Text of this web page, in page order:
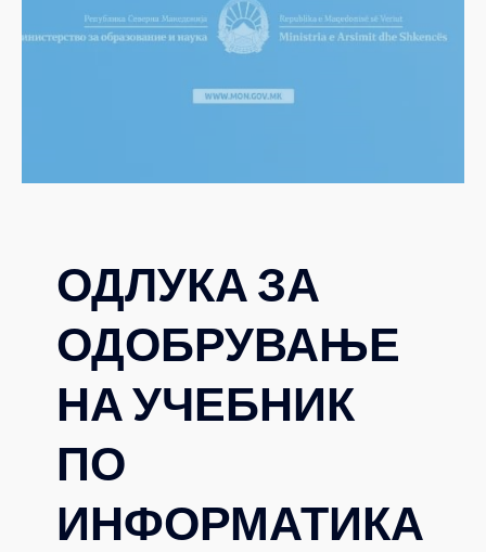
ОДЛУКА ЗА
ОДОБРУВАЊЕ
НА УЧЕБНИК
ПО
ИНФОРМАТИКА